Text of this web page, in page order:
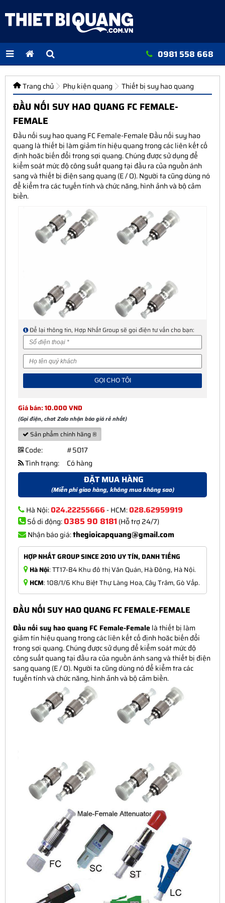
0981 558 668
Trang chủ Phụ kiện quang Thiết bị suy hao quang
ĐẦU NỐI SUY HAO QUANG FC FEMALE-
FEMALE
Đầu nối suy hao quang FC Female-Female Đầu nối suy hao
quang là thiết bị làm giảm tín hiệu quang trong các liên kết cố
định hoăc biến đổi trong sợi quang. Chúng được sử dụng để
kiểm soát mức độ công suất quang tại đầu ra của nguồn ánh
sang và thiết bị điện sang quang (E / O). Người ta cũng dùng nó
để kiểm tra các tuyến tính và chức năng, hình ảnh và bộ cảm
biền.
Để lại thông tin, Hợp Nhất Group sẽ gọi điện tư vấn cho bạn:
Giá bán: 10.000 VND
(Gọi điện, chat Zalo nhận báo giá rẻ nhất)
Sản phẩm chính hãng ®
Code:
#5017
Tình trạng:
Có hàng
ĐẶT MUA HÀNG
(Miễn phí giao hàng, không mua không sao)
Hà Nội:024.22255666- HCM:028.62959919
Số di động:0385 90 8181(Hỗ trợ 24/7)
Nhận báo giá:thegioicapquang@gmail.com
HỢP NHẤT GROUP SINCE 2010 UY TÍN, DANH TIẾNG
Hà Nội: TT17-B4 Khu đô thị Văn Quán, Hà Đông, Hà Nội.
HCM: 108/1/6 Khu Biệt Thự Làng Hoa, Cây Trâm, Gò Vấp.
ĐẦU NỐI SUY HAO QUANG FC FEMALE-FEMALE
Đầu nối suy hao quang FC Female-Femalelà thiết bị làm
giảm tín hiệu quang trong các liên kết cố định hoăc biến đổi
trong sợi quang. Chúng được sử dụng để kiểm soát mức độ
công suất quang tại đầu ra của nguồn ánh sang và thiết bị điện
sang quang (E / O). Người ta cũng dùng nó để kiểm tra các
tuyến tính và chức năng, hình ảnh và bộ cảm biền.